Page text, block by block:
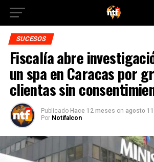
SUCESOS
Fiscalía abre
un spa en Caracas por
clientas sin
Publicado Hace 12 meses on agosto
Por Notifalcon